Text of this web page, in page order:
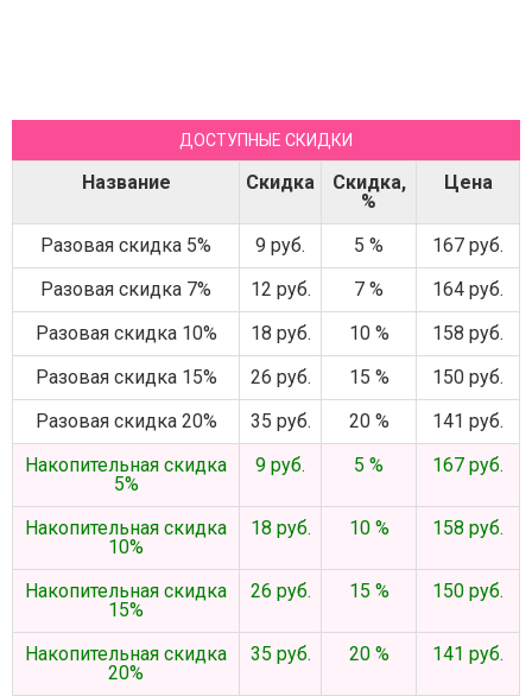
ДОСТУПНЫЕ СКИДКИ
Название Скидка
Скидка,
%
Цена
Разовая скидка 5% 9 руб. 5 %
167 руб.
Разовая скидка 7%
12 руб. 7 %
164 руб.
Разовая скидка 10%
18 руб. 10 %
158 руб.
Разовая скидка 15%
26 руб. 15 %
150 руб.
Разовая скидка 20%
35 руб. 20 %
141 руб.
Накопительная скидка
5%
9 руб. 5 % 167 руб.
Накопительная скидка
10%
18 руб. 10 % 158 руб.
Накопительная скидка
15%
26 руб. 15 % 150 руб.
Накопительная скидка
20%
35 руб. 20 % 141 руб.